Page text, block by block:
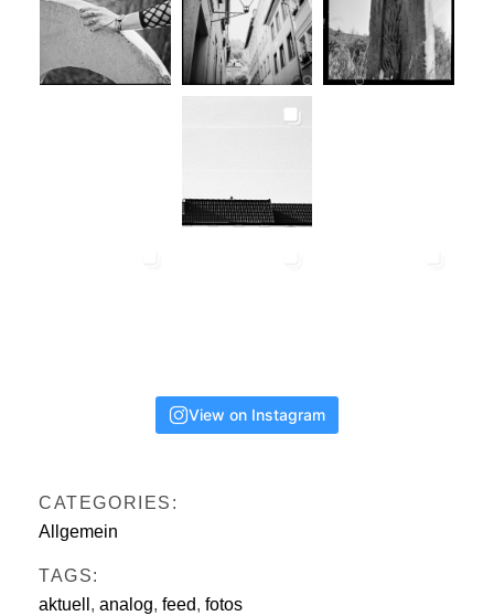
View on Instagram
CATEGORIES:
Allgemein
TAGS:
aktuell , analog, feed, fotos